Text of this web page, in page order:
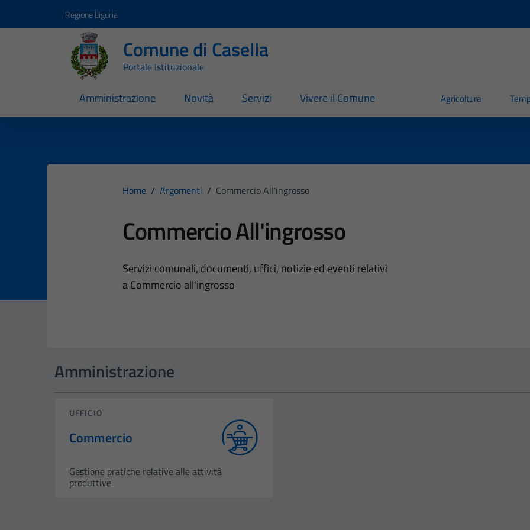
Regione Liguria
Comune di Casella
Portale Istituzionale
Amministrazione Novità Servizi Vivere il Comune Agricoltura
Home / Argomenti / Commercio All'ingrosso
Commercio All'ingrosso
Dettagli dell'argomento
Servizi comunali, documenti, uffici, notizie ed eventi relativi
a Commercio all'ingrosso
Amministrazione
UFFICIO
Commercio
Gestione pratiche relative alle attività
produttive